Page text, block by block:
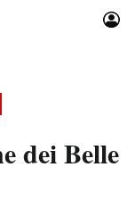
dei Belle